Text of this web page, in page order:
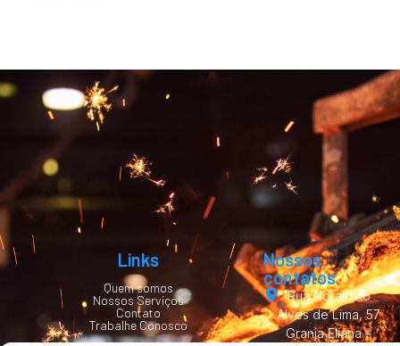
Links
Quem somos
Nossos Serviços
Contato
Trabalhe Conosco
Nossos
contatos
Rua Noraldino
Alves de Lima, 57
Granja Eliana –